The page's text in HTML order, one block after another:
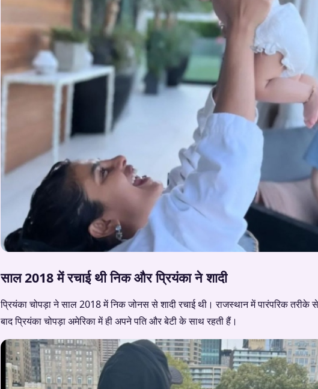
साल 2018 में रचाई थी निक और प्रियंका ने शादी
प्रियंका चोपड़ा ने साल 2018 में निक जोनस से शादी रचाई थी। राजस्थान में पारंपरिक
बाद प्रियंका चोपड़ा अमेरिका में ही अपने पति और बेटी के साथ रहती हैं।